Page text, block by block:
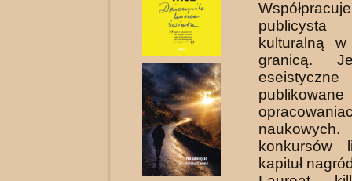
kulturalną
granicą.
konkursów
kapituł